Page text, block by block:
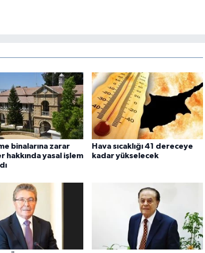
binalarına zarar
hakkında yasal işlem
Hava sıcaklığı 41 dereceye
kadar yükselecek